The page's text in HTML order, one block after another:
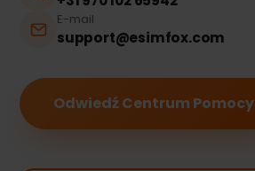
E-mail
support@esimfox.com
Odwiedź Centrum Pomocy